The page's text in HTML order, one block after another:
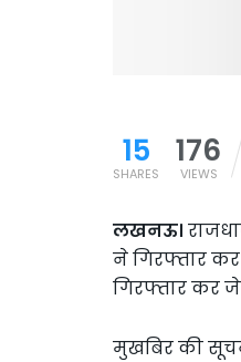
15
SHARES
176
VIEWS
लखनऊ।
ने गिरफ्तार
गिरफ्तार कर
मुखबिर की